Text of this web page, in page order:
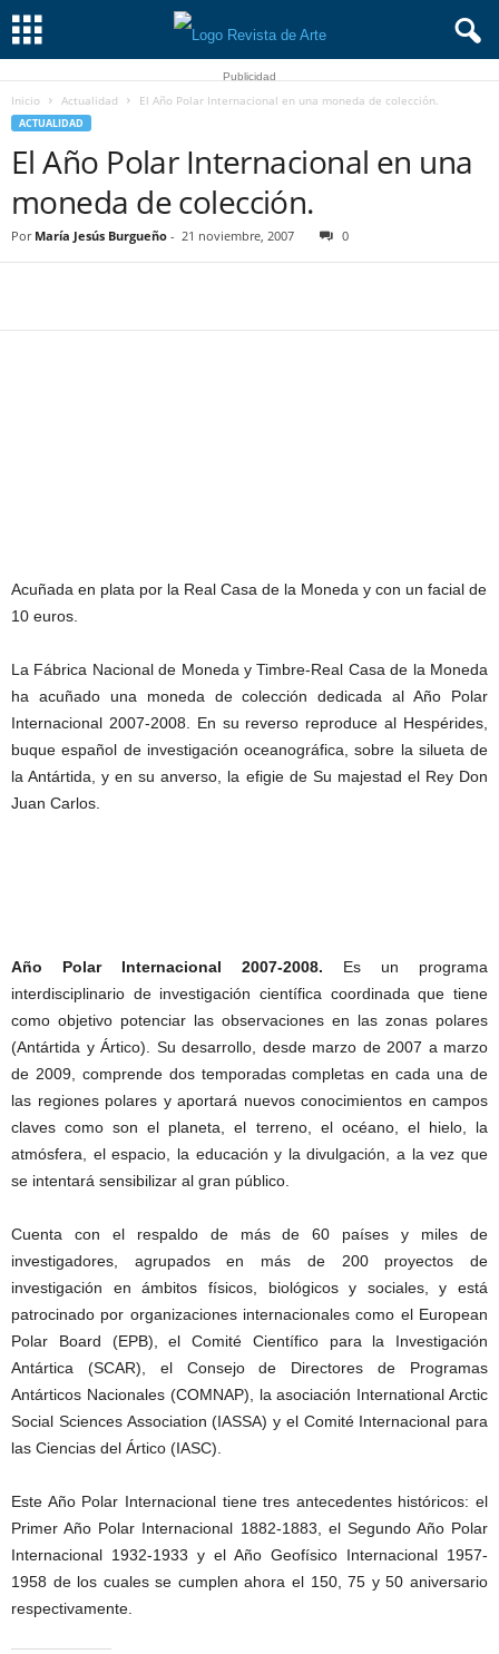
Publicidad
Inicio Actualidad El Año Polar Internacional en una moneda de colección.
ACTUALIDAD
El Año Polar Internacional en una
moneda de colección.
Por María Jesús Burgueño - 21 noviembre, 2007 0
Acuñada en plata por la Real Casa de la Moneda y con un facial de
10 euros.
La Fábrica Nacional de Moneda y Timbre-Real Casa de la Moneda
ha acuñado una moneda de colección dedicada al Año Polar
Internacional 2007-2008. En su reverso reproduce al Hespérides,
buque español de investigación oceanográfica, sobre la silueta de
la Antártida, y en su anverso, la efigie de Su majestad el Rey Don
Juan Carlos.
Año Polar Internacional 2007-2008. Es un programa
interdisciplinario de investigación científica coordinada que tiene
como objetivo potenciar las observaciones en las zonas polares
(Antártida y Ártico). Su desarrollo, desde marzo de 2007 a marzo
de 2009, comprende dos temporadas completas en cada una de
las regiones polares y aportará nuevos conocimientos en campos
claves como son el planeta, el terreno, el océano, el hielo, la
atmósfera, el espacio, la educación y la divulgación, a la vez que
se intentará sensibilizar al gran público.
Cuenta con el respaldo de más de 60 países y miles de
investigadores, agrupados en más de 200 proyectos de
investigación en ámbitos físicos, biológicos y sociales, y está
patrocinado por organizaciones internacionales como el European
Polar Board (EPB), el Comité Científico para la Investigación
Antártica (SCAR), el Consejo de Directores de Programas
Antárticos Nacionales (COMNAP), la asociación International Arctic
Social Sciences Association (IASSA) y el Comité Internacional para
las Ciencias del Ártico (IASC).
Este Año Polar Internacional tiene tres antecedentes históricos: el
Primer Año Polar Internacional 1882-1883, el Segundo Año Polar
Internacional 1932-1933 y el Año Geofísico Internacional 1957-
1958 de los cuales se cumplen ahora el 150, 75 y 50 aniversario
respectivamente.